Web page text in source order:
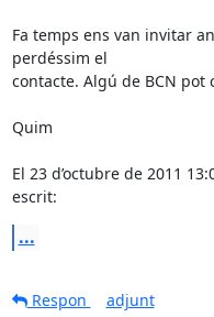
Fa temps ens van invitar
perdéssim el
contacte. Algú de BCN pot
Quim
El 23 d’octubre de 2011
escrit:
...
Respon
adjunt